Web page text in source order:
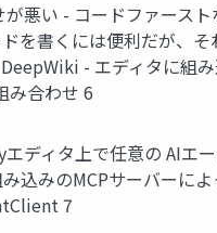
悪い - コードファース
を書くには便利だが、
- エディタに組
合わせ 6
ディタ上で任意の AIエ
込みのMCPサーバー
7